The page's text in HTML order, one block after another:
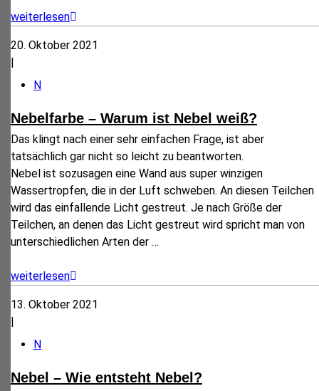
weiterlesen
20. Oktober 2021
|
N
Nebelfarbe – Warum ist Nebel weiß?
Das klingt nach einer sehr einfachen Frage, ist aber
tatsächlich gar nicht so leicht zu beantworten.
Nebel ist sozusagen eine Wand aus super winzigen
Wassertropfen, die in der Luft schweben. An diesen Teilchen
wird das einfallende Licht gestreut. Je nach Größe der
Teilchen, an denen das Licht gestreut wird spricht man von
unterschiedlichen Arten der …
weiterlesen
13. Oktober 2021
|
N
Nebel – Wie entsteht Nebel?